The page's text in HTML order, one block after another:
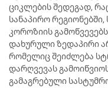
ციკლების შედეგად,
სანაპირო
კოროზიის
დახურული ზედაპირი
რომელიც შეიძლება
დარღვევას
გამაგრებული